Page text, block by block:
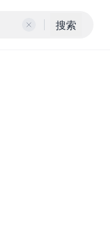
搜索